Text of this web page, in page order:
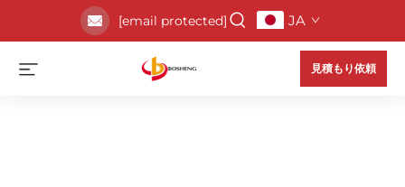
[email protected] JA
見積もり依頼